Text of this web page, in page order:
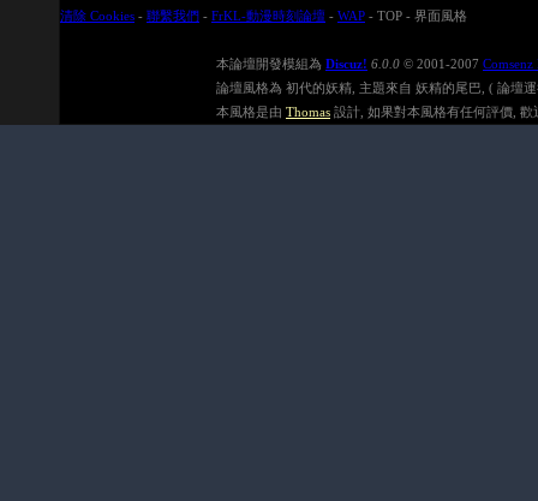
清除 Cookies - 聯繫我們 - FrKL-動漫時刻論壇 - WAP - TOP - 界面風格
本論壇開發模組為 Discuz! 6.0.0 © 2001-2007 Comsenz
論壇風格為 初代的妖精, 主題來自 妖精的尾巴, ( 論壇
本風格是由 Thomas 設計, 如果對本風格有任何評價,